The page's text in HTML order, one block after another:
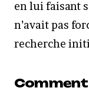
en lui faisant
n’avait pas
recherche